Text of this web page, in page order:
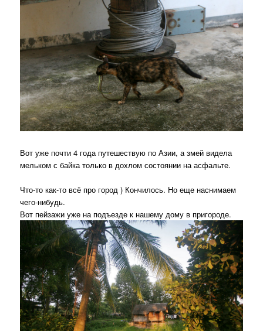
Вот уже почти 4 года путешествую по Азии, а змей видела
мельком с байка только в дохлом состоянии на асфальте.
Что-то как-то всё про город ) Кончилось. Но еще наснимаем
чего-нибудь.
Вот пейзажи уже на подъезде к нашему дому в пригороде.